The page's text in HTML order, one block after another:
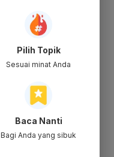
Pilih Topik
Sesuai minat Anda
Baca Nanti
Bagi Anda yang sibuk